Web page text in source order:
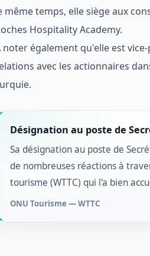
même temps, elle siège aux
Hospitality Academy.
noter également qu'elle est
avec les actionnaires
Désignation au poste de
Sa désignation au poste de
de nombreuses réactions à
tourisme (WTTC) qui l'a bien
ONU Tourisme — WTTC